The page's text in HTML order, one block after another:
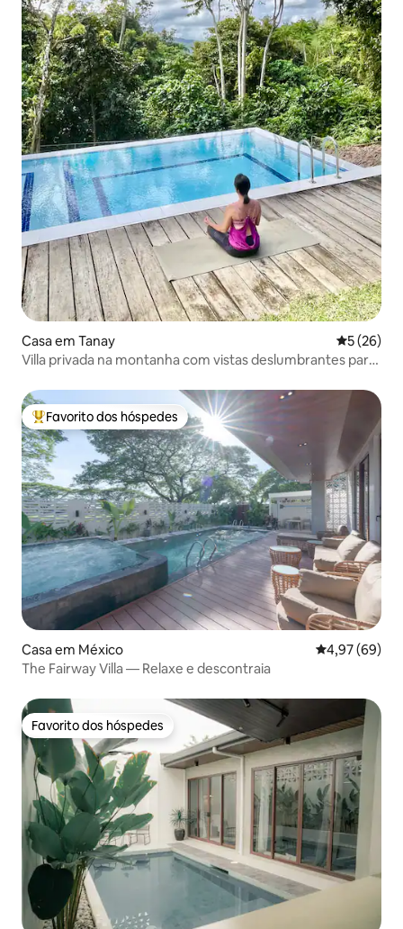
Casa em Tanay
5 (26)
Villa privada na montanha com vistas deslumbrantes para
Favoritos dos hóspedes mais apreciados
Favorito dos hóspedes
Casa em México Classificação
4,97 (69)
The Fairway Villa — Relaxe e descontraia
Favorito dos hóspedes
Favorito dos hóspedes